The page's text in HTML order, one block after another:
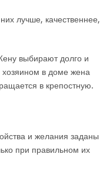
лучше, качественнее,
выбирают долго и
в доме жена
в крепостную.
и желания заданы
при правильном их